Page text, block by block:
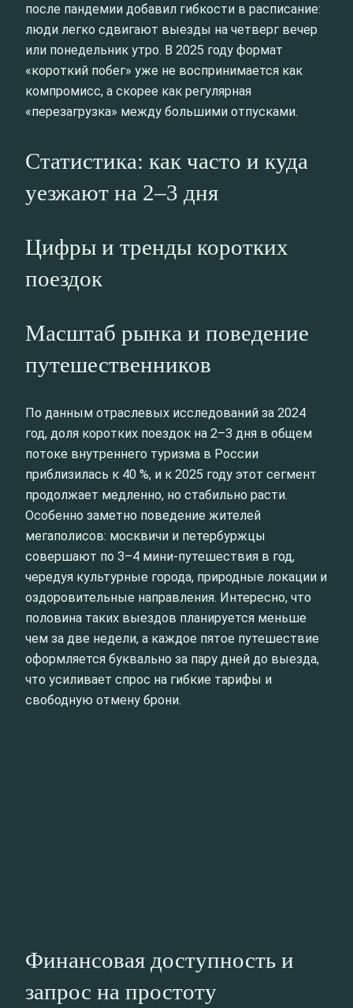
после пандемии добавил гибкости в расписание:
люди легко сдвигают выезды на четверг вечер
или понедельник утро. В 2025 году формат
«короткий побег» уже не воспринимается как
компромисс, а скорее как регулярная
«перезагрузка» между большими отпусками.
Статистика: как часто и куда
уезжают на 2–3 дня
Цифры и тренды коротких
поездок
Масштаб рынка и поведение
путешественников
По данным отраслевых исследований за 2024
год, доля коротких поездок на 2–3 дня в общем
потоке внутреннего туризма в России
приблизилась к 40 %, и к 2025 году этот сегмент
продолжает медленно, но стабильно расти.
Особенно заметно поведение жителей
мегаполисов: москвичи и петербуржцы
совершают по 3–4 мини-путешествия в год,
чередуя культурные города, природные локации и
оздоровительные направления. Интересно, что
половина таких выездов планируется меньше
чем за две недели, а каждое пятое путешествие
оформляется буквально за пару дней до выезда,
что усиливает спрос на гибкие тарифы и
свободную отмену брони.
Финансовая доступность и
запрос на простоту